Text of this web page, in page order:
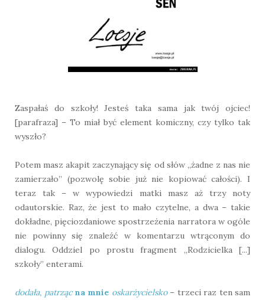
Zaspałaś do szkoły! Jesteś taka sama jak twój ojciec!
[parafraza] – To miał być element komiczny, czy tylko tak
wyszło?
Potem masz akapit zaczynający się od słów „żadne z nas nie
zamierzało” (pozwolę sobie już nie kopiować całości). I
teraz tak – w wypowiedzi matki masz aż trzy noty
odautorskie. Raz, że jest to mało czytelne, a dwa – takie
dokładne, pięciozdaniowe spostrzeżenia narratora w ogóle
nie powinny się znaleźć w komentarzu wtrąconym do
dialogu. Oddziel po prostu fragment „Rodzicielka [...]
szkoły” enterami.
dodała, patrzącna mnie oskarżycielsko – trzeci raz ten sam